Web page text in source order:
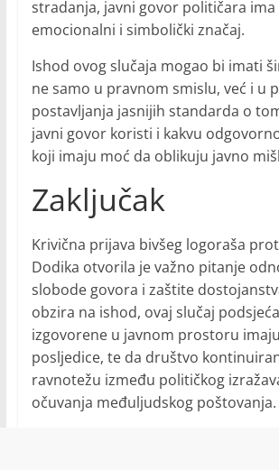
stradanja, javni govor političara ima
emocionalni i simbolički značaj.
Ishod ovog slučaja mogao bi imati
ne samo u pravnom smislu, već i u
postavljanja jasnijih standarda o
javni govor koristi i kakvu
koji imaju moć da oblikuju javno
Zaključak
Krivična prijava bivšeg logoraša
Dodika otvorila je važno pitanje
slobode govora i zaštite
obzira na ishod, ovaj slučaj
izgovorene u javnom prostoru
posljedice, te da društvo
ravnotežu između političkog
očuvanja međuljudskog poštovanja.